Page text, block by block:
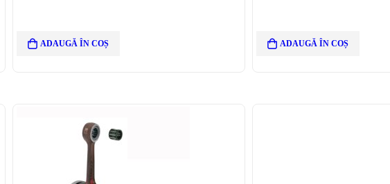
ADAUGĂ ÎN COȘ ADAUGĂ ÎN COȘ